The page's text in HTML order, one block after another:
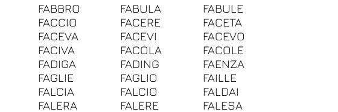
FABBRO FABULA
FABULE
FACCIO FACERE
FACETA
FACEVA FACEVI
FACEVO
FACIVA FACOLA
FACOLE
FADIGA FADING
FAENZA
FAGLIE FAGLIO
FAILLE
FALCIA FALCIO
FALDAI
FALERA FALERE
FALESA